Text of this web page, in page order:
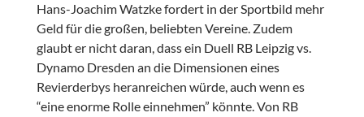
Hans-Joachim Watzke fordert in der Sportbild mehr
Geld für die großen, beliebten Vereine. Zudem
glaubt er nicht daran, dass ein Duell RB Leipzig vs.
Dynamo Dresden an die Dimensionen eines
Revierderbys heranreichen würde, auch wenn es
“eine enorme Rolle einnehmen” könnte. Von RB